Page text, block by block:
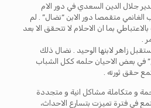
جلال الدين السعدي في دور الام
الغانمي متقمصا دور الابن “نضال” . لم
بما ان الاحلام لا تتحقق الا بعد
.
زاهر لابنها الوحيد . نضال ذلك
في بعض الاحيان حلمه ككل الشباب
حقق ثورته .
و متكاملة مشاكل انية و متجددة
في فترة تميزت بتسارع الاحداث،